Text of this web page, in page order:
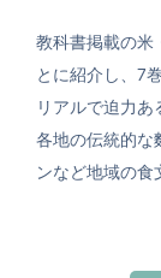
教科書掲載の米
とに紹介し、7
リアルで迫力あ
各地の伝統的な
ンなど地域の食